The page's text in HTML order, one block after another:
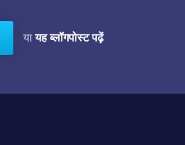
यायह ब्लॉगपोस्ट पढ़ें